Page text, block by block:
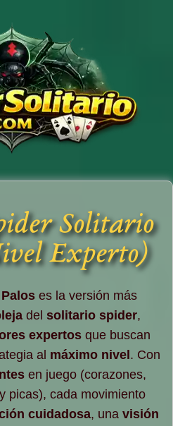
Solitario
Experto)
es la versión más
del solitario spider,
expertosque buscan
al máximo nivel . Con
en juego (corazones,
picas), cada movimiento
cuidadosa, una visión